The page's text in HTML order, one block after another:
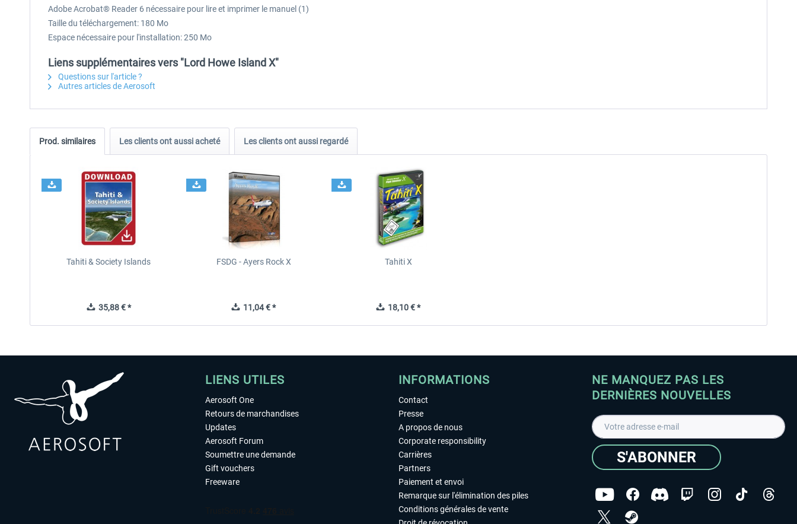
Adobe Acrobat® Reader 6 nécessaire pour lire et imprimer le manuel (1)
Taille du téléchargement: 180 Mo
Espace nécessaire pour l'installation: 250 Mo
Liens supplémentaires vers "Lord Howe Island X"
Questions sur l'article ?
Autres articles de Aerosoft
Prod. similaires Les clients ont aussi acheté Les clients ont aussi regardé
Tahiti & Society Islands
35,88 € *
FSDG - Ayers Rock X
11,04 € *
Tahiti X
18,10 € *
LIENS UTILES
Aerosoft One
Retours de marchandises
Updates
Aerosoft Forum
Soumettre une demande
Gift vouchers
Freeware
INFORMATIONS
Contact
Presse
A propos de nous
Corporate responsibility
Carrières
Partners
Paiement et envoi
Remarque sur l'élimination des piles
Conditions générales de vente
NE MANQUEZ PAS LES
DERNIÈRES NOUVELLES
S'ABONNER